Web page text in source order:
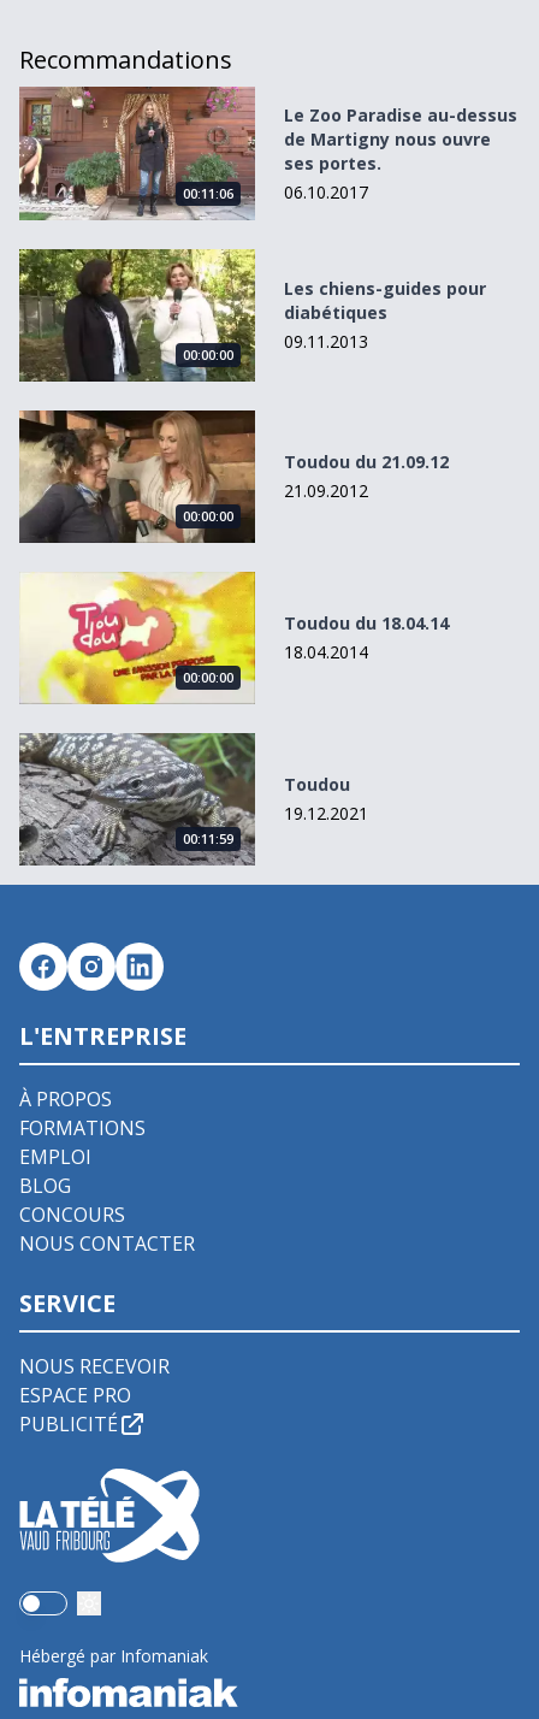
Recommandations
Le Zoo Paradise au-dessus de Martigny nous ouvre ses
00:11:06
Le Zoo Paradise au-dessus
de Martigny nous ouvre
ses portes.
06.10.2017
Les chiens-guides pour diabétiques
00:00:00
Les chiens-guides pour
diabétiques
09.11.2013
Toudou du 21.09.12
00:00:00
Toudou du 21.09.12
21.09.2012
Toudou du 18.04.14
00:00:00
Toudou du 18.04.14
18.04.2014
Toudou
00:11:59
Toudou
19.12.2021
L'ENTREPRISE
À PROPOS
FORMATIONS
EMPLOI
BLOG
CONCOURS
NOUS CONTACTER
SERVICE
NOUS RECEVOIR
ESPACE PRO
PUBLICITÉ
Use setting
Hébergé par Infomaniak